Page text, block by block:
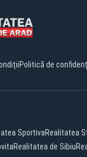
Politică de
SportivaRealitatea
Realitatea de Sibiu